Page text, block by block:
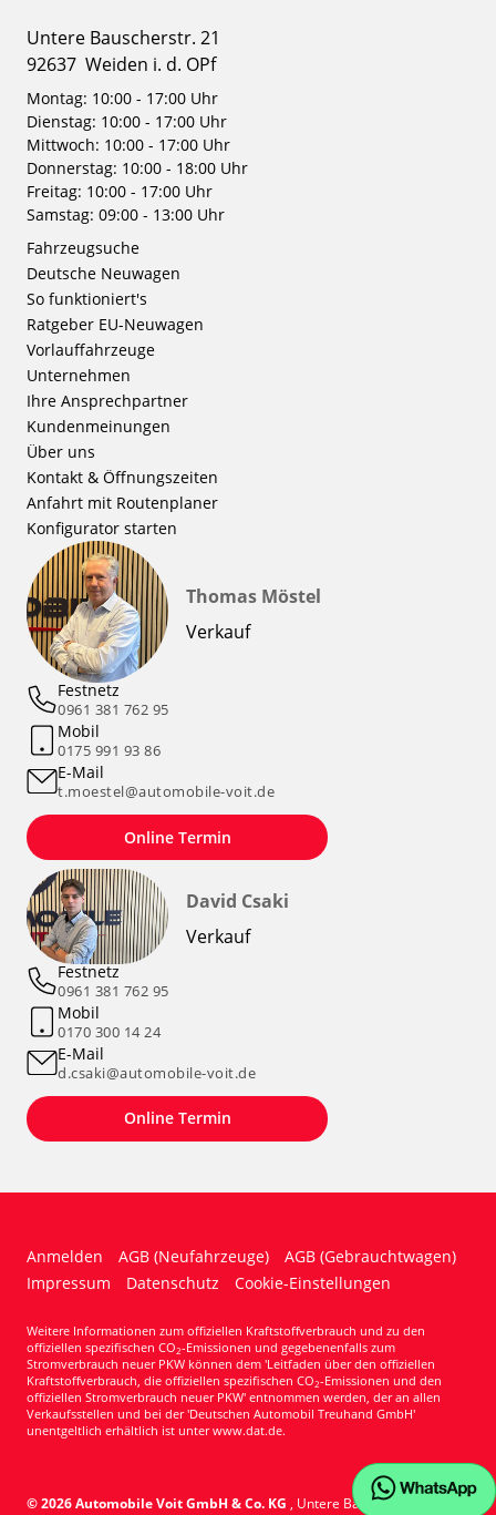
Untere Bauscherstr. 21
92637 Weiden i. d. OPf
Montag: 10:00 - 17:00 Uhr
Dienstag: 10:00 - 17:00 Uhr
Mittwoch: 10:00 - 17:00 Uhr
Donnerstag: 10:00 - 18:00 Uhr
Freitag: 10:00 - 17:00 Uhr
Samstag: 09:00 - 13:00 Uhr
Fahrzeugsuche
Deutsche Neuwagen
So funktioniert's
Ratgeber EU-Neuwagen
Vorlauffahrzeuge
Unternehmen
Ihre Ansprechpartner
Kundenmeinungen
Über uns
Kontakt & Öffnungszeiten
Anfahrt mit Routenplaner
Konfigurator starten
Thomas Möstel
Verkauf
Festnetz
0961 381 762 95
Mobil
0175 991 93 86
E-Mail
t.moestel@automobile-voit.de
Online Termin
David Csaki
Verkauf
Festnetz
0961 381 762 95
Mobil
0170 300 14 24
E-Mail
d.csaki@automobile-voit.de
Online Termin
Anmelden AGB (Neufahrzeuge)
AGB (Gebrauchtwagen)
Impressum
Datenschutz Cookie-Einstellungen
Weitere Informationen zum offiziellen Kraftstoffverbrauch und zu den
offiziellen spezifischen CO2-Emissionen und gegebenenfalls zum
Stromverbrauch neuer PKW können dem 'Leitfaden über den offiziellen
Kraftstoffverbrauch, die offiziellen spezifischen CO2-Emissionen und den
offiziellen Stromverbrauch neuer PKW' entnommen werden, der an allen
Verkaufsstellen und bei der 'Deutschen Automobil Treuhand GmbH'
unentgeltlich erhältlich ist unter www.dat.de.
© 2026Automobile Voit GmbH & Co. KG , Untere Bauscherstr. 21